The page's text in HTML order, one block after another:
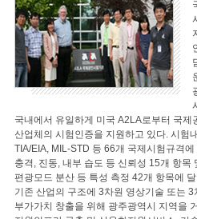
국내에서 유일하게 미국 A2LA로부터 국제
산업체의 시험인증을 지원하고 있다. 시험
TIA/EIA, MIL-STD 등 66개 국제시험규격
충격, 진동, 내부 습도 등 신뢰성 15개 항목
편광모드 분산 등 특성 측정 42개 항목에
기존 산업의 구조에 3차원 영상기술 또는
부가가치 창출을 위해 광주광역시 지역을